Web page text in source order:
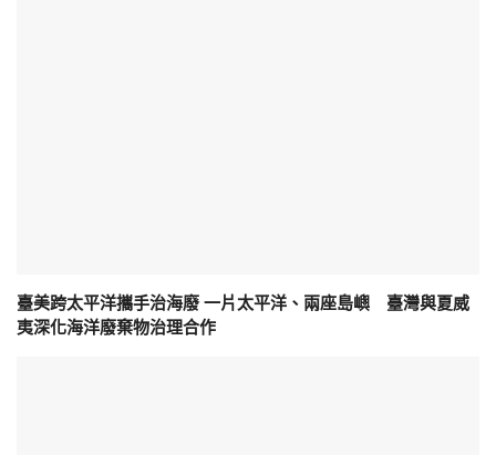
臺美跨太平洋攜手治海廢 一片太平洋、兩座島嶼 臺灣與夏威
夷深化海洋廢棄物治理合作